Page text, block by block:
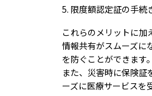
5. 限度額認定証の手続
これらのメリットに加
情報共有がスムーズに
を防ぐことができます。
また、災害時に保険証
ーズに医療サービスを